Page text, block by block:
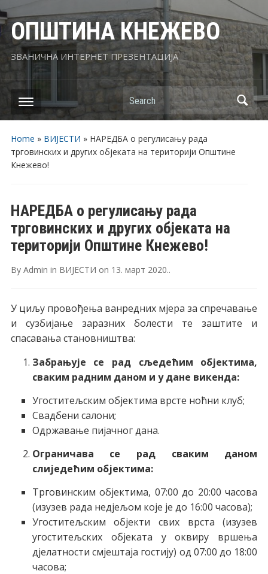
ОПШТИНА КНЕЖЕВО
ЗВАНИЧНА ИНТЕРНЕТ ПРЕЗЕНТАЦИЈА
Search
Home » ВИЈЕСТИ » НАРЕДБА о регулисању рада
трговинских и других објеката на територији Општине
Кнежево!
НАРЕДБА о регулисању рада
трговинских и других објеката на
територији Општине Кнежево!
By Admin in ВИЈЕСТИ on 13. март 2020..
У циљу провођења ванредних мјера за спречавање
и сузбијање заразних болести те заштите и
спасавања становништва:
Забрањује се рад сљедећим објектима,
сваким радним даном и у дане викенда:
Угоститељским објектима врсте ноћни клуб;
Свадбени салони;
Одржавање пијачног дана.
Ограничава се рад сваким даном
слиједећим објектима:
Трговинским објектима, 07:00 дo 20:00 часова
(изузев рада недјељом које је до 16:00 часова);
Угоститељским објекти свих врста (изузев
угоститељских објеката у оквиру вршења
дјелатности смјештаја гостију) од 07:00 до 18:00
часова;